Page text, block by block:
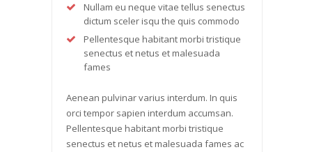
Nullam eu neque vitae tellus senectus
dictum sceler isqu the quis commodo
Pellentesque habitant morbi tristique
senectus et netus et malesuada
fames
Aenean pulvinar varius interdum. In quis
orci tempor sapien interdum accumsan.
Pellentesque habitant morbi tristique
senectus et netus et malesuada fames ac